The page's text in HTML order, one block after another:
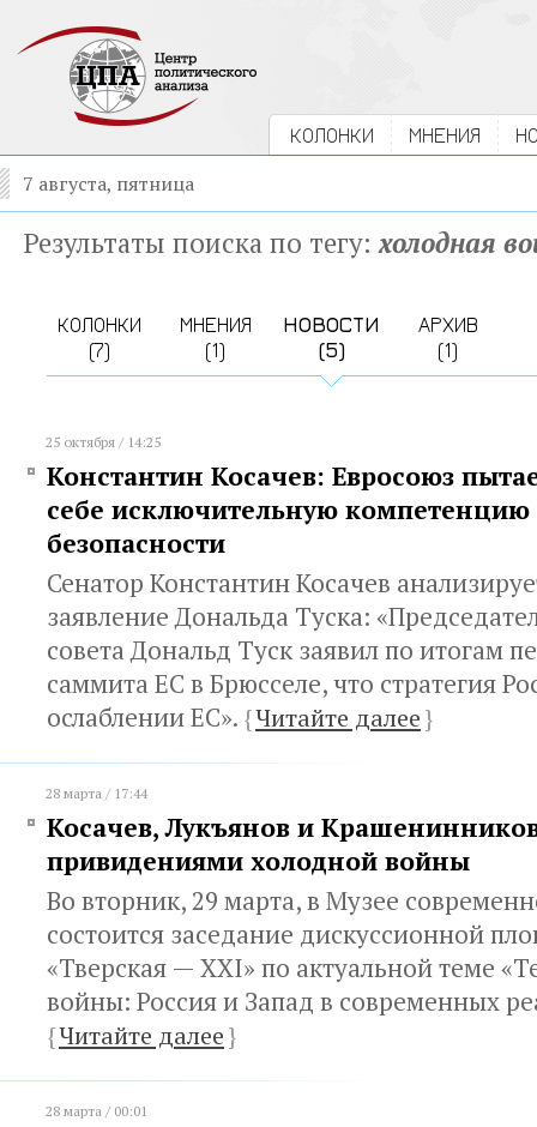
КОЛОНКИ МНЕНИЯ
7 августа, пятница
Результаты поиска по тегу:холодная
КОЛОНКИ
(7)
МНЕНИЯ
(1)
НОВОСТИ
(5)
АРХИВ
(1)
25 октября / 14:25
Константин Косачев: Евросоюз
себе исключительную компетенцию
безопасности
Сенатор Константин Косачев
заявление Дональда Туска:
совета Дональд Туск заявил по итогам
саммита ЕС в Брюсселе, что стратегия
ослаблении ЕС». {Читайте далее}
28 марта / 17:44
Косачев, Лукъянов и
привидениями холодной войны
Во вторник, 29 марта, в Музее
состоится заседание дискуссионной
«Тверская — XXI» по актуальной теме
войны: Россия и Запад в современных
{Читайте далее}
28 марта / 00:01